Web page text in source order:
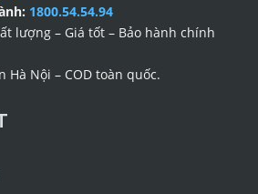
1800.54.54.94
lượng – Giá tốt – Bảo hành chính
Hà Nội – COD toàn quốc.